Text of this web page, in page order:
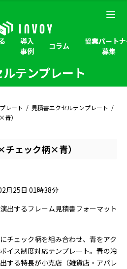
導入
事例
コラム
協業パート
募集
テンプレート
レート
見積書エクセルテンプレート
）
ェック柄×青）
月25日 01時38分
出するフレーム見積書フォーマット
チェック柄を組み合わせ、青をアク
イス制度対応テンプレート。青の冷
する特長が小売店（雑貨店・アパレ